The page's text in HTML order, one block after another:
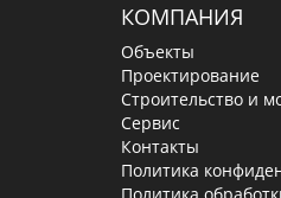
КОМПАНИЯ
Объекты
Проектирование
Строительство и
Сервис
Контакты
Политика